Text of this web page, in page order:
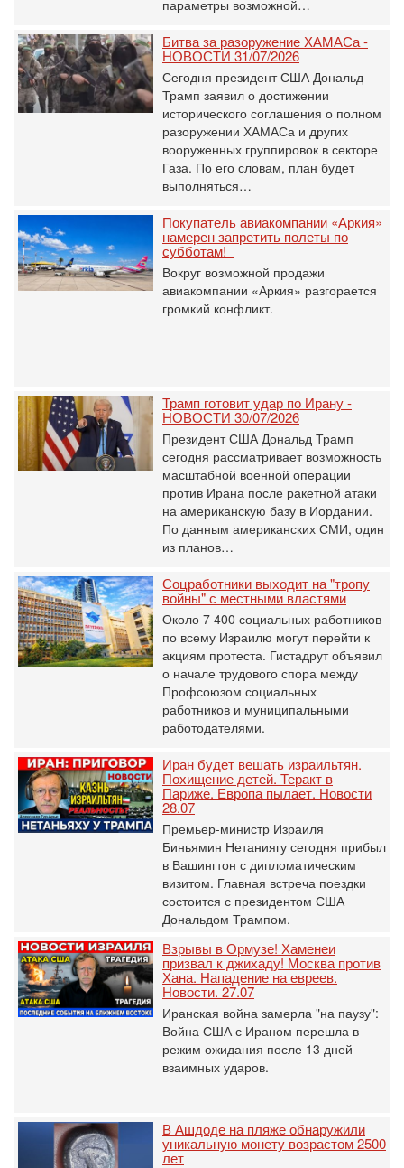
параметры возможной…
Битва за разоружение ХАМАСа -
НОВОСТИ 31/07/2026
Сегодня президент США Дональд
Трамп заявил о достижении
исторического соглашения о полном
разоружении ХАМАСа и других
вооруженных группировок в секторе
Газа. По его словам, план будет
выполняться…
Покупатель авиакомпании «Аркия»
намерен запретить полеты по
субботам!
Вокруг возможной продажи
авиакомпании «Аркия» разгорается
громкий конфликт.
Трамп готовит удар по Ирану -
НОВОСТИ 30/07/2026
Президент США Дональд Трамп
сегодня рассматривает возможность
масштабной военной операции
против Ирана после ракетной атаки
на американскую базу в Иордании.
По данным американских СМИ, один
из планов…
Соцработники выходит на "тропу
войны" с местными властями
Около 7 400 социальных работников
по всему Израилю могут перейти к
акциям протеста. Гистадрут объявил
о начале трудового спора между
Профсоюзом социальных
работников и муниципальными
работодателями.
Иран будет вешать израильтян.
Похищение детей. Теракт в
Париже. Европа пылает. Новости
28.07
Премьер-министр Израиля
Биньямин Нетаниягу сегодня прибыл
в Вашингтон с дипломатическим
визитом. Главная встреча поездки
состоится с президентом США
Дональдом Трампом.
Взрывы в Ормузе! Хаменеи
призвал к джихаду! Москва против
Хана. Нападение на евреев.
Новости. 27.07
Иранская война замерла "на паузу":
Война США с Ираном перешла в
режим ожидания после 13 дней
взаимных ударов.
В Ашдоде на пляже обнаружили
уникальную монету возрастом 2500
лет